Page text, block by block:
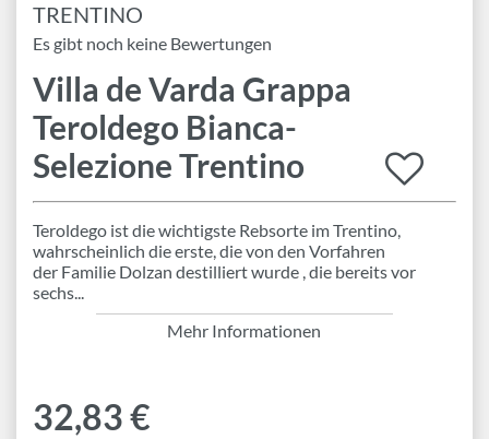
Magazin
Schlagworte
TRENTINO
Es gibt noch keine Bewertungen
Villa de Varda Grappa
Teroldego Bianca-
Selezione Trentino
Teroldego ist die wichtigste Rebsorte im Trentino,
wahrscheinlich die erste, die von den Vorfahren
der Familie Dolzan destilliert wurde , die bereits vor
sechs...
Mehr Informationen
32,83 €